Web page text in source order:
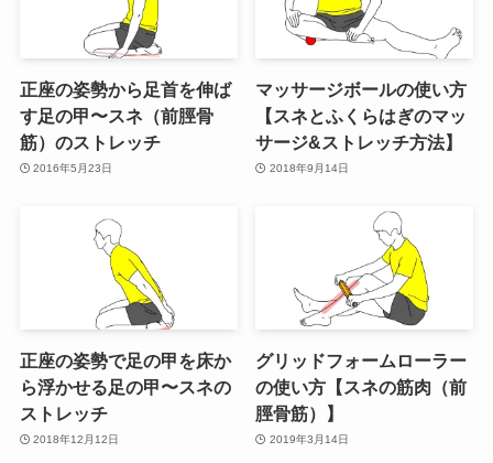
正座の姿勢から足首を伸ば
す足の甲〜スネ（前脛骨
筋）のストレッチ
2016年5月23日
マッサージボールの使い方
【スネとふくらはぎのマッ
サージ&ストレッチ方法】
2018年9月14日
正座の姿勢で足の甲を床か
ら浮かせる足の甲〜スネの
ストレッチ
2018年12月12日
グリッドフォームローラー
の使い方【スネの筋肉（前
脛骨筋）】
2019年3月14日